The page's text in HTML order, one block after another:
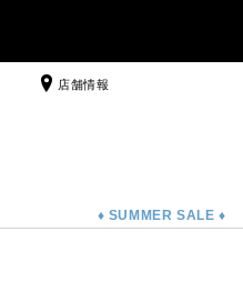
店舗情報
♦ SUMMER SALE ♦